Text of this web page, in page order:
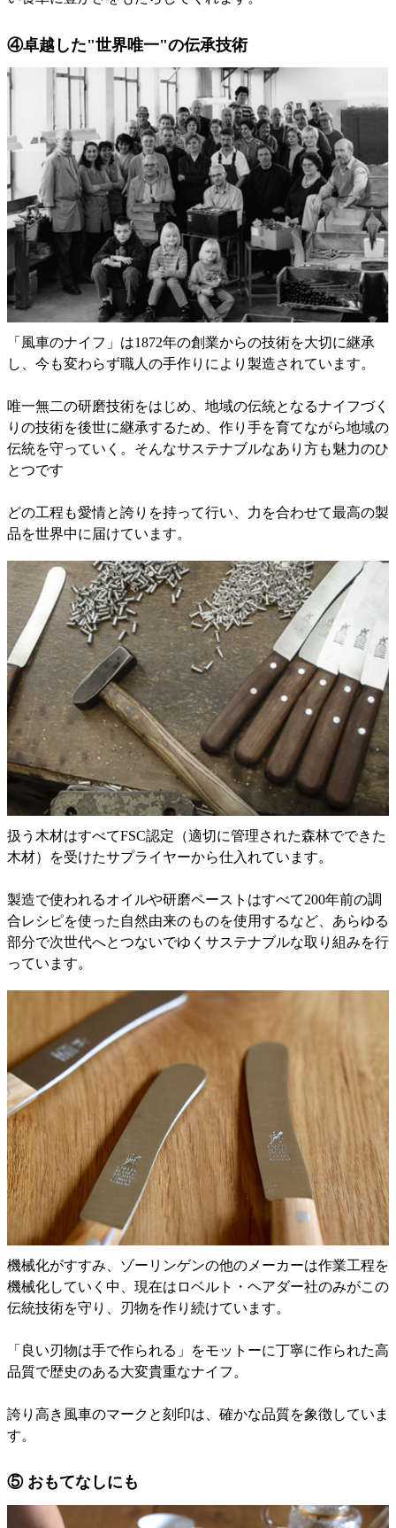
④卓越した"世界唯一"の伝承技術
「風車のナイフ」は1872年の創業からの技術を大切に継承
し、今も変わらず職人の手作りにより製造されています。
唯一無二の研磨技術をはじめ、地域の伝統となるナイフづく
りの技術を後世に継承するため、作り手を育てながら地域の
伝統を守っていく。そんなサステナブルなあり方も魅力のひ
とつです
どの工程も愛情と誇りを持って行い、力を合わせて最高の製
品を世界中に届けています。
扱う木材はすべてFSC認定（適切に管理された森林でできた
木材）を受けたサプライヤーから仕入れています。
製造で使われるオイルや研磨ペーストはすべて200年前の調
合レシピを使った自然由来のものを使用するなど、あらゆる
部分で次世代へとつないでゆくサステナブルな取り組みを行
っています。
機械化がすすみ、ゾーリンゲンの他のメーカーは作業工程を
機械化していく中、現在はロベルト・ヘアダー社のみがこの
伝統技術を守り、刃物を作り続けています。
「良い刃物は手で作られる」をモットーに丁寧に作られた高
品質で歴史のある大変貴重なナイフ。
誇り高き風車のマークと刻印は、確かな品質を象徴していま
す。
⑤ おもてなしにも